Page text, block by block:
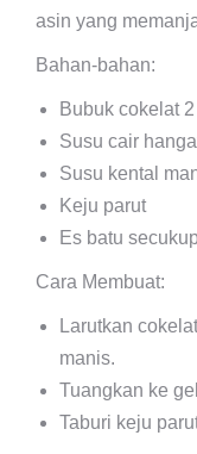
asin yang
Bahan-bahan:
Bubuk cokelat
Susu cair
Susu kental
Keju parut
Es batu
Cara Membuat:
Larutkan
manis.
Tuangkan ke
Taburi keju